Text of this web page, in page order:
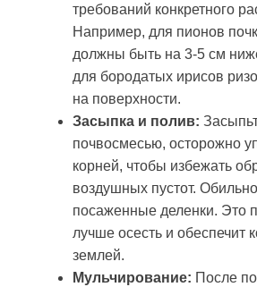
требований конкретного
Например, для пионов
должны быть на 3-5 см
для бородатых ирисов
на поверхности.
Засыпка и полив:
почвосмесью, осторожно
корней, чтобы избежать
воздушных пустот.
посаженные деленки. Это
лучше осесть и обеспечит
землей.
Мульчирование: После